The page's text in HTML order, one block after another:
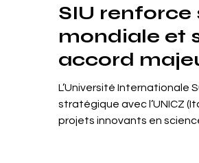
SIU renforce
mondiale et
accord
l’UNICZ
les
L’Université Internationale
stratégique avec l’UNICZ
projets innovants en